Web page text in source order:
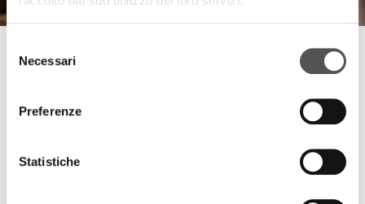
delNecessari
Preferenze
Statistiche
GLORIA LOSCHI
TOP RICERCHE